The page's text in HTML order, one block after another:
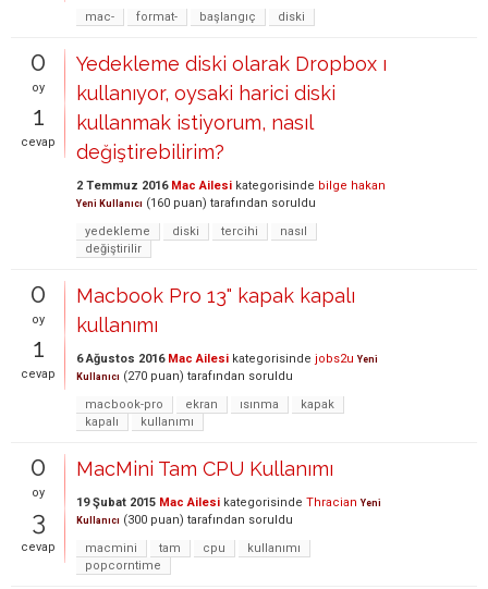
mac- format- başlangıç diski
0
oy
1
cevap
Yedekleme diski olarak Dropbox ı
kullanıyor, oysaki harici diski
kullanmak istiyorum, nasıl
değiştirebilirim?
2 Temmuz 2016 Mac Ailesi kategorisinde bilge hakan
Yeni Kullanıcı (160 puan) tarafından soruldu
yedekleme
diski tercihi
nasıl
değiştirilir
0
oy
1
cevap
Macbook Pro 13" kapak kapalı
kullanımı
6 Ağustos 2016 Mac Ailesi kategorisinde jobs2u Yeni
Kullanıcı (270 puan) tarafından soruldu
macbook-pro
ekran ısınma
kapak
kapalı
kullanımı
0
oy
3
cevap
MacMini Tam CPU Kullanımı
19 Şubat 2015 Mac Ailesi kategorisinde Thracian Yeni
Kullanıcı (300 puan) tarafından soruldu
macmini
tam cpu
kullanımı
popcorntime